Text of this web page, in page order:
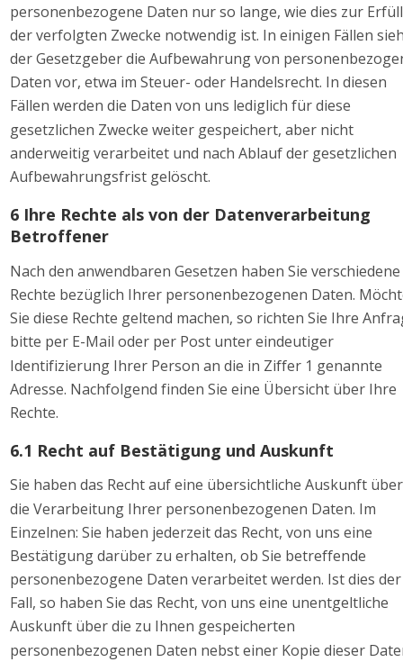
personenbezogene Daten nur so lange, wie dies zur
der verfolgten Zwecke notwendig ist. In einigen Fällen
der Gesetzgeber die Aufbewahrung von
Daten vor, etwa im Steuer- oder Handelsrecht. In diesen
Fällen werden die Daten von uns lediglich für diese
gesetzlichen Zwecke weiter gespeichert, aber nicht
anderweitig verarbeitet und nach Ablauf der gesetzlichen
Aufbewahrungsfrist gelöscht.
6 Ihre Rechte als von der Datenverarbeitung
Betroffener
Nach den anwendbaren Gesetzen haben Sie verschiedene
Rechte bezüglich Ihrer personenbezogenen Daten.
Sie diese Rechte geltend machen, so richten Sie Ihre
bitte per E-Mail oder per Post unter eindeutiger
Identifizierung Ihrer Person an die in Ziffer 1 genannte
Adresse. Nachfolgend finden Sie eine Übersicht über Ihre
Rechte.
6.1 Recht auf Bestätigung und Auskunft
Sie haben das Recht auf eine übersichtliche Auskunft
die Verarbeitung Ihrer personenbezogenen Daten. Im
Einzelnen: Sie haben jederzeit das Recht, von uns eine
Bestätigung darüber zu erhalten, ob Sie betreffende
personenbezogene Daten verarbeitet werden. Ist dies
Fall, so haben Sie das Recht, von uns eine unentgeltliche
Auskunft über die zu Ihnen gespeicherten
personenbezogenen Daten nebst einer Kopie dieser